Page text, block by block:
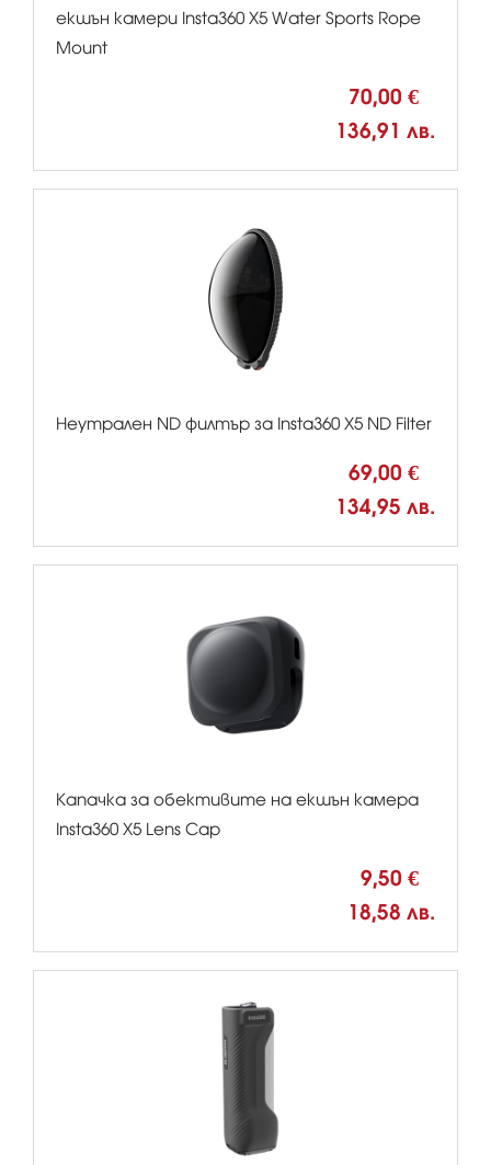
екшън камери Insta360 X5 Water Sports Rope
Mount
70,00 €
136,91 лв.
Неутрален ND филтър за Insta360 X5 ND Filter
69,00 €
134,95 лв.
Капачка за обективите на екшън камера
Insta360 X5 Lens Cap
9,50 €
18,58 лв.